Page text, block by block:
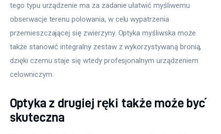
tego typu urządzenie ma za zadanie ułatwić myśliwemu
obserwacje terenu polowania, w celu wypatrzenia
przemieszczającej się zwierzyny. Optyka myśliwska może
także stanowić integralny zestaw z wykorzystywaną bronią,
dzięki czemu staje się wtedy profesjonalnym urządzeniem
celowniczym.
Optyka z drugiej ręki także może być
skuteczna